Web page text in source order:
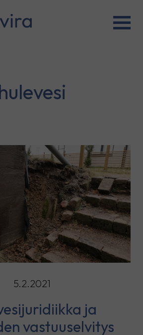
5.2.2021
ja
vastuuselvitys